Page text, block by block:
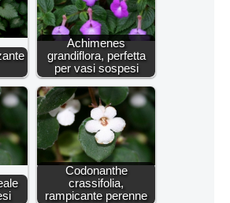
Achimenes
grandiflora, perfetta
per vasi sospesi
Codonanthe
crassifolia,
rampicante perenne